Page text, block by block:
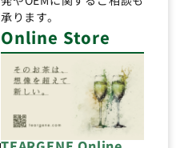
承ります。
Online Store